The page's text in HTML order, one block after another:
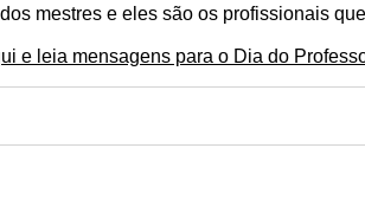
mestres e eles são os profissionais
e leia mensagens para o Dia do